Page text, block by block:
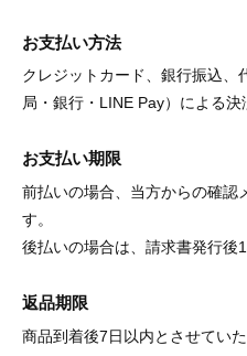
お支払い方法
クレジットカード、銀行振込、
局・銀行・LINE Pay）による決
お支払い期限
前払いの場合、当方からの確認
す。
後払いの場合は、請求書発行後
返品期限
商品到着後7日以内とさせていた